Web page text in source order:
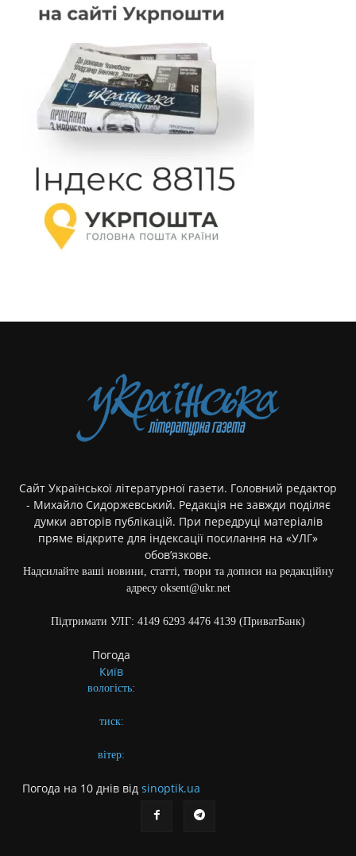
Сайт Української літературної газети. Головний редактор
- Михайло Сидоржевський. Редакція не завжди поділяє
думки авторів публікацій. При передруці матеріалів
пряме відкрите для індексації посилання на «УЛГ»
обов’язкове.
Надсилайте ваші новини, статті, твори та дописи на редакційну
адресу oksent@ukr.net
Підтримати УЛГ: 4149 6293 4476 4139 (ПриватБанк)
Погода
Київ
вологість:
тиск:
вітер:
Погода на 10 днів від sinoptik.ua